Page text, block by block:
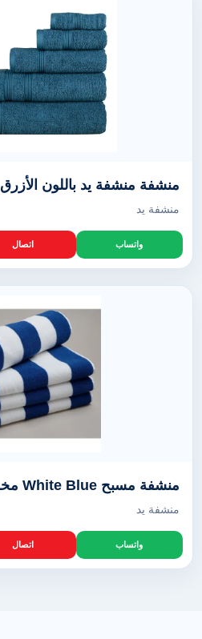
منشفة منشفة يد باللون الأزرق
منشفة يد
واتساب اتصال
منشفة مسبح White Blue مخطط منشفة يد
منشفة يد
واتساب اتصال